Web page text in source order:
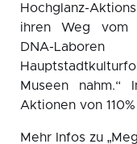
Hochglanz-
ihren Weg vom
DNA-
Museen
Aktionen von
Mehr Infos zu